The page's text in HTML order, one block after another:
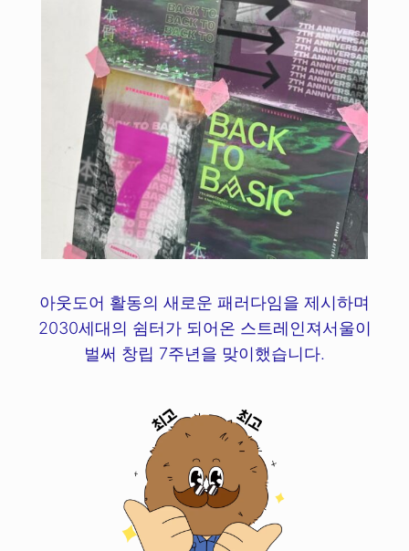
아웃도어 활동의 새로운 패러다임을 제시하며
2030세대의 쉼터가 되어온 스트레인져서울이
벌써 창립 7주년을 맞이했습니다.